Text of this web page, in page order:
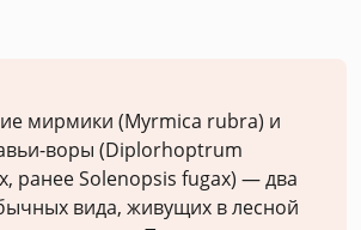
мирмики (Myrmica rubra) и
воры (Diplorhoptrum
ранее Solenopsis fugax) — два
вида, живущих в лесной